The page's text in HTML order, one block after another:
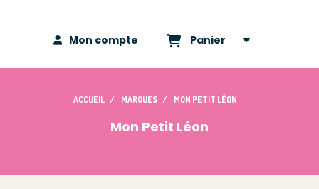
Mon compte Panier
ACCUEIL MARQUES MON PETIT LÉON
Mon Petit Léon